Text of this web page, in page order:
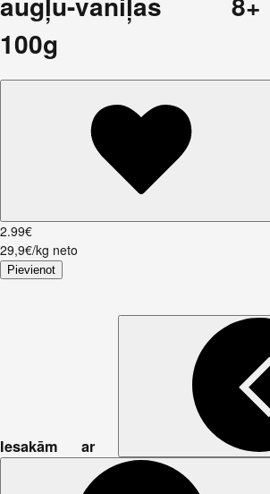
100g
2.99€
29,9€/kg neto
Pievienot
Iesakām ar